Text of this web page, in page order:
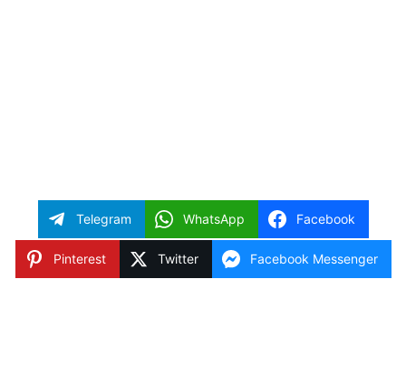
Telegram WhatsApp Facebook
Pinterest Twitter Facebook Messenger